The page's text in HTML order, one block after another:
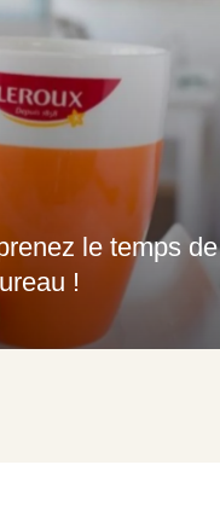
le temps de
!